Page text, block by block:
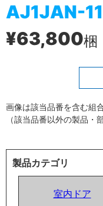
AJ1JAN-
¥63,800梱
画像は該当品番を含む組
（該当品番以外の製品・
製品カテゴリ
室内ドア